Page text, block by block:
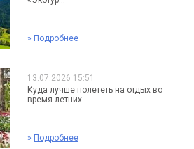
» Подробнее
13.07.2026 15:51
Куда лучше полететь на отдых во
время летних...
» Подробнее